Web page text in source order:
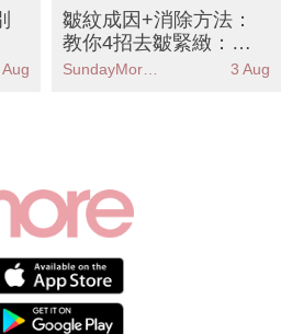
Aug
皺紋成因+消除方法：
教你4招去皺緊緻：消
除額頭紋/法令紋/魚尾
紋/頸紋
3 Aug